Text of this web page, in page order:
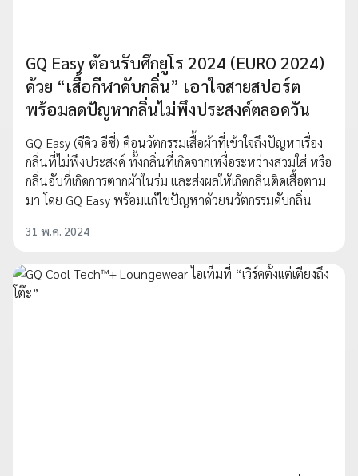
GQ Easy ต้อนรับศึกยูโร 2024 (EURO 2024)
ด้วย “เสื้อกีฬาดับกลิ่น” เอาใจสายสปอร์ต
พร้อมลดปัญหากลิ่นไม่พึงประสงค์ตลอดวัน
GQ Easy (จีคิว อีซี่) คือนวัตกรรมเสื้อผ้าที่เข้าใจถึงปัญหาเรื่อง
กลิ่นที่ไม่พึงประสงค์ ทั้งกลิ่นที่เกิดจากเหงื่อระหว่างสวมใส่ หรือ
กลิ่นอับที่เกิดการตากผ้าในร่ม และส่งผลให้เกิดกลิ่นติดเสื้อตาม
มา โดย GQ Easy พร้อมแก้ไขปัญหาด้วยนวัตกรรมดับกลิ่น
31 พ.ค. 2024